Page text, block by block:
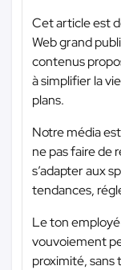
Cet article est
Web grand
contenus
à simplifier la
plans.
Notre média
ne pas faire de
s’adapter aux
tendances,
Le ton
vouvoiement
proximité,